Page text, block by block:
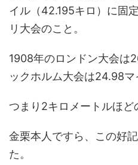
イル（42.195キロ）に固
リ大会のこと。
1908年のロンドン大会は
ックホルム大会は24.98マ
つまり2キロメートルほど
金栗本人ですら、この好
た。